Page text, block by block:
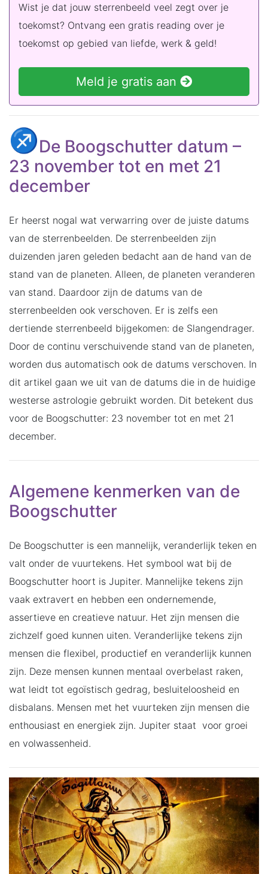
Wist je dat jouw sterrenbeeld veel zegt over je
toekomst? Ontvang een gratis reading over je
toekomst op gebied van liefde, werk & geld!
Meld je gratis aan
De Boogschutter datum –
23 november tot en met 21
december
Er heerst nogal wat verwarring over de juiste datums
van de sterrenbeelden. De sterrenbeelden zijn
duizenden jaren geleden bedacht aan de hand van de
stand van de planeten. Alleen, de planeten veranderen
van stand. Daardoor zijn de datums van de
sterrenbeelden ook verschoven. Er is zelfs een
dertiende sterrenbeeld bijgekomen: de Slangendrager.
Door de continu verschuivende stand van de planeten,
worden dus automatisch ook de datums verschoven. In
dit artikel gaan we uit van de datums die in de huidige
westerse astrologie gebruikt worden. Dit betekent dus
voor de Boogschutter: 23 november tot en met 21
december.
Algemene kenmerken van de
Boogschutter
De Boogschutter is een mannelijk, veranderlijk teken en
valt onder de vuurtekens. Het symbool wat bij de
Boogschutter hoort is Jupiter. Mannelijke tekens zijn
vaak extravert en hebben een ondernemende,
assertieve en creatieve natuur. Het zijn mensen die
zichzelf goed kunnen uiten. Veranderlijke tekens zijn
mensen die flexibel, productief en veranderlijk kunnen
zijn. Deze mensen kunnen mentaal overbelast raken,
wat leidt tot egoïstisch gedrag, besluiteloosheid en
disbalans. Mensen met het vuurteken zijn mensen die
enthousiast en energiek zijn. Jupiter staat voor groei
en volwassenheid.